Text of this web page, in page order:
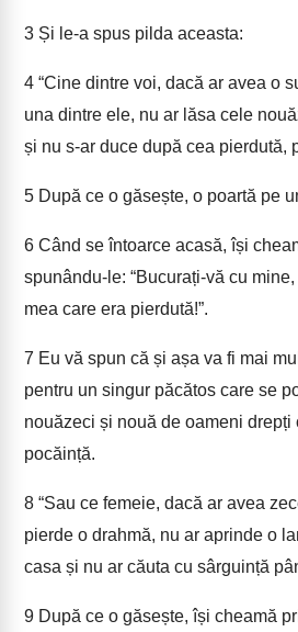
3 Și le-a spus pilda aceasta:
4 “Cine dintre voi, dacă ar avea o
una dintre ele, nu ar lăsa cele
și nu s-ar duce după cea pierdută,
5 După ce o găsește, o poartă pe
6 Când se întoarce acasă, își
spunându-le: “Bucurați-vă cu
mea care era pierdută!”.
7 Eu vă spun că și așa va fi mai
pentru un singur păcătos care se
nouăzeci și nouă de oameni drepți
pocăință.
8 “Sau ce femeie, dacă ar avea
pierde o drahmă, nu ar aprinde o
casa și nu ar căuta cu sârguință
9 După ce o găsește, își cheamă